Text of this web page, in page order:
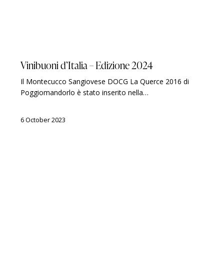
Vinibuoni d’Italia – Edizione 2024
Il Montecucco Sangiovese DOCG La Querce 2016 di
Poggiomandorlo è stato inserito nella…
6 October 2023